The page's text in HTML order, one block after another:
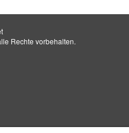
Rechte vorbehalten.